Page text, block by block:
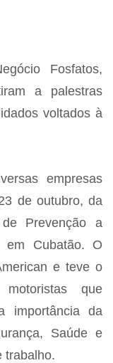
Fosfatos,
a palestras
voltados à
empresas
de outubro, da
Prevenção a
em Cubatão. O
e teve o
que
importância da
Saúde e
trabalho.